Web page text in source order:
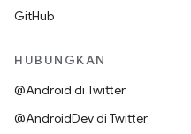
GitHub
HUBUNGKAN
@Android di Twitter
@AndroidDev di Twitter